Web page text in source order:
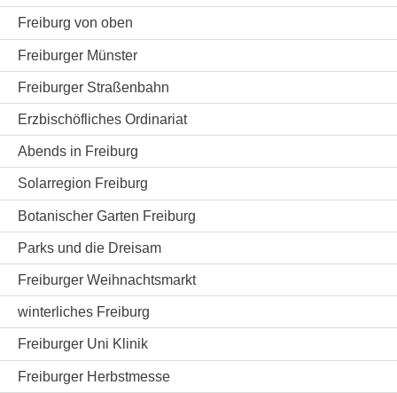
Freiburg von oben
Freiburger Münster
Freiburger Straßenbahn
Erzbischöfliches Ordinariat
Abends in Freiburg
Solarregion Freiburg
Botanischer Garten Freiburg
Parks und die Dreisam
Freiburger Weihnachtsmarkt
winterliches Freiburg
Freiburger Uni Klinik
Freiburger Herbstmesse